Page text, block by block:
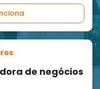
de negócios